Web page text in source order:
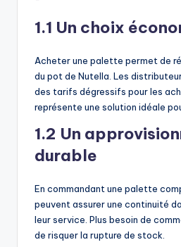
1.1 Un choix
Acheter une palette permet de
du pot de Nutella. Les
des tarifs dégressifs pour les
représente une solution idéale
1.2 Un
durable
En commandant une palette
peuvent assurer une continuité
leur service. Plus besoin de
de risquer la rupture de stock.